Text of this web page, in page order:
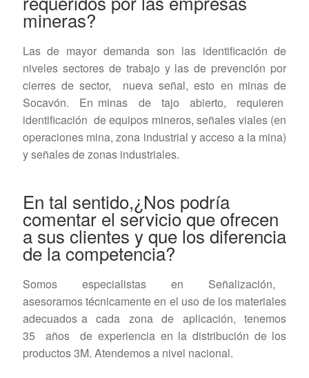
mineras?
Las de mayor demanda son las identificación de
niveles sectores de trabajo y las de prevención por
cierres de sector, nueva señal, esto en minas de
Socavón. En minas de tajo abierto, requieren
identificación de equipos mineros, señales viales (en
operaciones mina, zona industrial y acceso a la mina)
y señales de zonas industriales.
En tal sentido,¿Nos podría
comentar el servicio que ofrecen
a sus clientes y que los diferencia
de la competencia?
Somos especialistas en Señalización,
asesoramos técnicamente en el uso de los materiales
adecuados a cada zona de aplicación, tenemos
35 años de experiencia en la distribución de los
productos 3M. Atendemos a nivel nacional.